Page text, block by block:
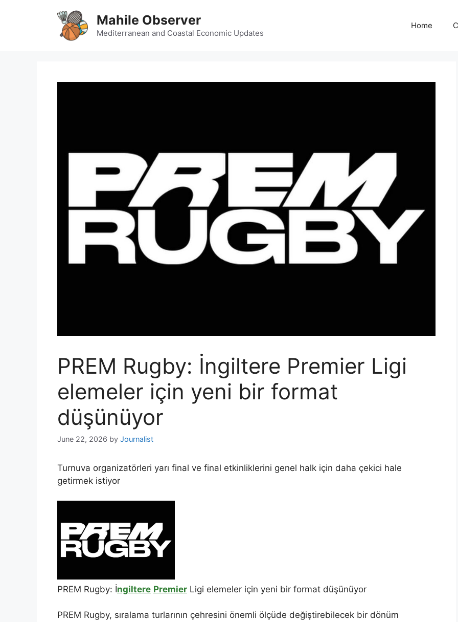
Mahile Observer
Mediterranean and Coastal Economic Updates
Home
PREM Rugby: İngiltere Premier Ligi
elemeler için yeni bir format
düşünüyor
June 22, 2026 by Journalist
Turnuva organizatörleri yarı final ve final etkinliklerini genel halk için daha çekici hale
getirmek istiyor
PREM Rugby: İngiltere Premier Ligi elemeler için yeni bir format düşünüyor
PREM Rugby, sıralama turlarının çehresini önemli ölçüde değiştirebilecek bir dönüm